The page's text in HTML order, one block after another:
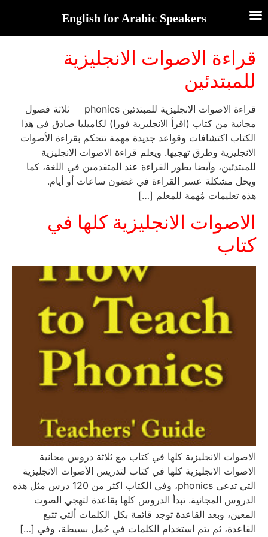
قراءة الاصوات الانجليزية
للمبتدئين
قراءة الاصوات الانجليزية للمبتدئين phonics ثلاثة فصول
مجانية من كتاب (اقرأ الانجليزية فورا) لكاميليا صادق في هذا
الكتاب اكتشافات وقواعد جديدة مهمة تتحكم بقراءة الأصوات
الانجليزية وطرق تهجيها. ويعلم قراءة الاصوات الانجليزية
للمبتدئين، وأيضا يطور القراءة عند المتقدمين في اللغة، كما
ويحل مشكلة عسر القراءة في غضون ساعات أو أيام.
هذه تعليمات مُهمة للمعلم […]
الاصوات الانجليزية كلها في
كتاب
الاصوات الانجليزية كلها في كتاب مع ثلاثة دروس مجانية
الاصوات الانجليزية كلها في كتاب لتدريس الأصوات الانجليزية
التي تدعى phonics، وفي الكتاب اكثر من 120 درس مثل هذه
الدروس المجانية. تبدأ الدروس كلها بقاعدة لتهجي الصوت
المعين، وبعد القاعدة توجد قائمة بكل الكلمات ألتي تتبع
القاعدة، ثم يتم استخدام الكلمات في جُمل بسيطة، وفي […]
English for Arabic Speakers